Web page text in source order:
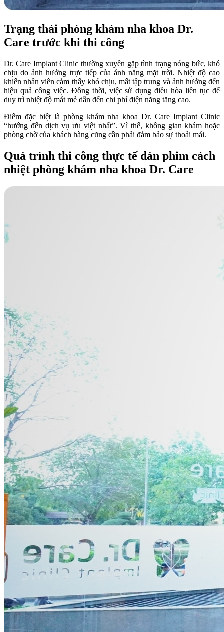
Trạng thái phòng khám nha khoa Dr.
Care trước khi thi công
Dr. Care Implant Clinic thường xuyên gặp tình trạng nóng bức, khó
chịu do ảnh hưởng trực tiếp của ánh nắng mặt trời. Nhiệt độ cao
khiến nhân viên cảm thấy khó chịu, mất tập trung và ảnh hưởng đến
hiệu quả công việc. Đồng thời, việc sử dụng điều hòa liên tục để
duy trì nhiệt độ mát mẻ dẫn đến chi phí điện năng tăng cao.
Điểm đặc biệt là phòng khám nha khoa Dr. Care Implant Clinic
“hướng đến dịch vụ ưu việt nhất”. Vì thế, không gian khám hoặc
phòng chờ của khách hàng cũng cần phải đảm bảo sự thoải mái.
Quá trình thi công thực tế dán phim cách
nhiệt phòng khám nha khoa Dr. Care